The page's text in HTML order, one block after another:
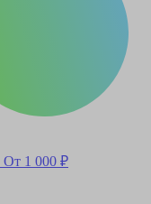
От 1 000 ₽